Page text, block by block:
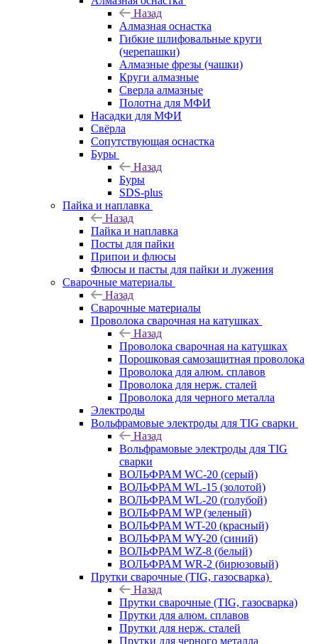
Назад
Алмазная оснастка
Гибкие шлифовальные круги
(черепашки)
Алмазные фрезы (чашки)
Круги алмазные
Сверла алмазные
Полотна для МФИ
Насадки для МФИ
Свёрла
Сопутствующая оснастка
Буры
Назад
Буры
SDS-plus
Пайка и наплавка
Назад
Пайка и наплавка
Посты для пайки
Припои и флюсы
Флюсы и пасты для пайки и лужения
Сварочные материалы
Назад
Сварочные материалы
Проволока сварочная на катушках
Назад
Проволока сварочная на катушках
Порошковая самозащитная проволока
Проволока для алюм. сплавов
Проволока для нерж. сталей
Проволока для черного металла
Электроды
Вольфрамовые электроды для TIG сварки
Назад
Вольфрамовые электроды для TIG
сварки
ВОЛЬФРАМ WC-20 (серый)
ВОЛЬФРАМ WL-15 (золотой)
ВОЛЬФРАМ WL-20 (голубой)
ВОЛЬФРАМ WP (зеленый)
ВОЛЬФРАМ WT-20 (красный)
ВОЛЬФРАМ WY-20 (синий)
ВОЛЬФРАМ WZ-8 (белый)
ВОЛЬФРАМ WR-2 (бирюзовый)
Прутки сварочные (TIG, газосварка)
Назад
Прутки сварочные (TIG, газосварка)
Прутки для алюм. сплавов
Прутки для нерж. сталей
Прутки для черного металла